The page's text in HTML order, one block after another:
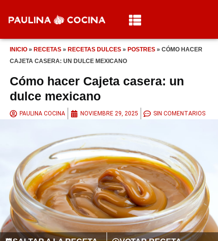
INICIO » RECETAS » RECETAS DULCES » POSTRES » CÓMO HACER
CAJETA CASERA: UN DULCE MEXICANO
Cómo hacer Cajeta casera: un
dulce mexicano
PAULINA COCINA NOVIEMBRE 29, 2025 SIN COMENTARIOS